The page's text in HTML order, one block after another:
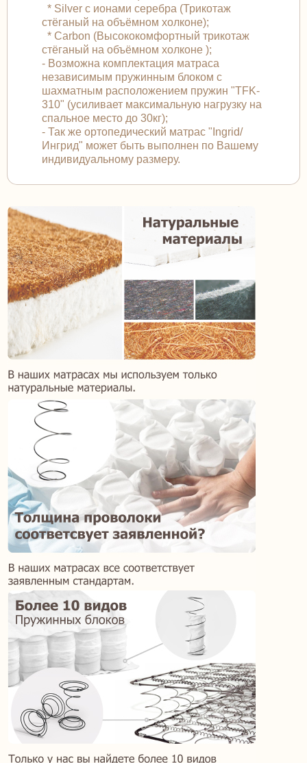
* Silver с ионами серебра (Трикотаж
стёганый на объёмном холконе);
* Carbon (Высококомфортный трикотаж
стёганый на объёмном холконе );
- Возможна комплектация матраса
независимым пружинным блоком с
шахматным расположением пружин "TFK-
310" (усиливает максимальную нагрузку на
спальное место до 30кг);
- Так же ортопедический матрас "Ingrid/
Ингрид" может быть выполнен по Вашему
индивидуальному размеру.